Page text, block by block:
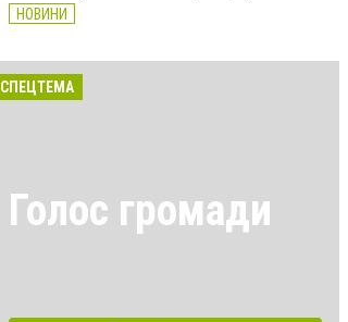
НОВИНИ
СПЕЦТЕМА
Голос громади